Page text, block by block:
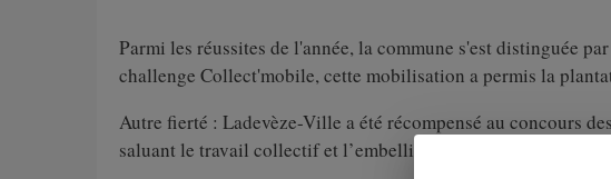
Parmi les réussites de l'année, la commune s'est distinguée
challenge Collect'mobile, cette mobilisation a permis la
Autre fierté : Ladevèze-Ville a été récompensé au concours
saluant le travail collectif et l’embellissement du village.